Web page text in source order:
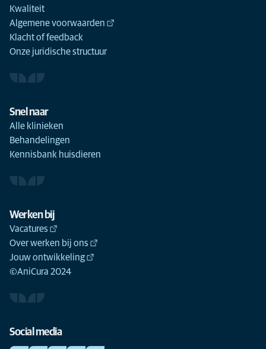
Kwaliteit
Algemene voorwaarden
Klacht of feedback
Onze juridische structuur
Snel naar
Alle klinieken
Behandelingen
Kennisbank huisdieren
Werken bij
Vacatures
Over werken bij ons
Jouw ontwikkeling
©AniCura 2024
Social media